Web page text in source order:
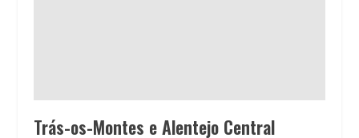
Trás-os-Montes e Alentejo Central